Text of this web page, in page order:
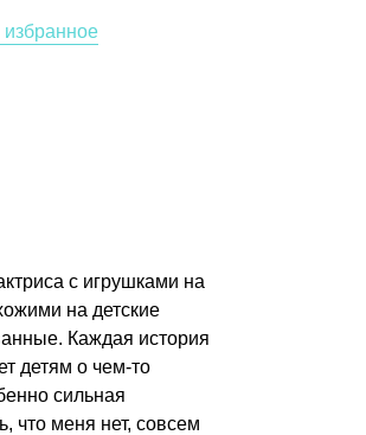
с игрушками на
на детские
Каждая история
детям о чем-то
сильная
что меня нет, совсем